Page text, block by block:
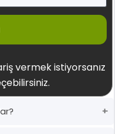
vermek istiyorsanız